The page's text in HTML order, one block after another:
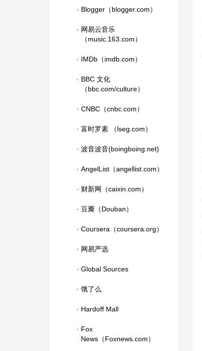
Blogger（blogger.com）
网易云音乐
（music.163.com）
IMDb（imdb.com）
BBC 文化
（bbc.com/culture）
CNBC（cnbc.com）
富时罗素 （lseg.com）
波音波音(boingboing.net)
AngelList（angellist.com）
财新网（caixin.com）
豆瓣（Douban）
Coursera（coursera.org）
网易严选
Global Sources
饿了么
Hardoff Mall
Fox
News（Foxnews.com）